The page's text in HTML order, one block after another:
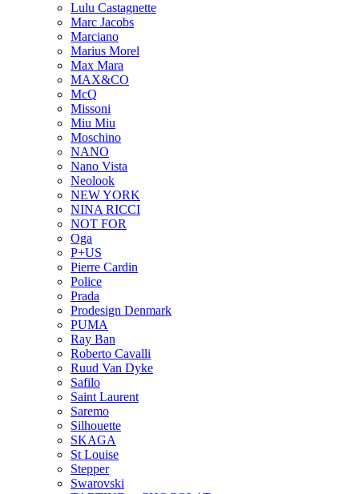
Lulu Castagnette
Marc Jacobs
Marciano
Marius Morel
Max Mara
MAX&CO
McQ
Missoni
Miu Miu
Moschino
NANO
Nano Vista
Neolook
NEW YORK
NINA RICCI
NOT FOR
Oga
P+US
Pierre Cardin
Police
Prada
Prodesign Denmark
PUMA
Ray Ban
Roberto Cavalli
Ruud Van Dyke
Safilo
Saint Laurent
Saremo
Silhouette
SKAGA
St Louise
Stepper
Swarovski